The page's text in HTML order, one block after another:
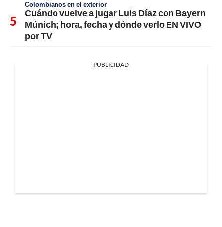
Colombianos en el exterior
Cuándo vuelve a jugar Luis Díaz con Bayern
Múnich; hora, fecha y dónde verlo EN VIVO
por TV
PUBLICIDAD